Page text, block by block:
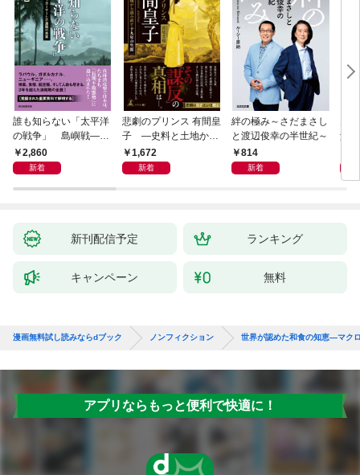
誰も知らない「太平洋
の戦争」 島嶼戦――
マッカーサーとの激闘
の真実
2,860
新着
悲劇のプリンス 有間皇
子 ―史料と土地から
読み直す十九年の生涯
1,672
新着
絆の極み～さだまさし
と渡辺俊幸の半世紀～
814
新着
父
新刊配信予定 ランキング
キャンペーン 無料
漫画無料試し読みならdブック ノンフィクション 世界が認めた和食の知恵—マク
アプリならもっと便利で快適に！